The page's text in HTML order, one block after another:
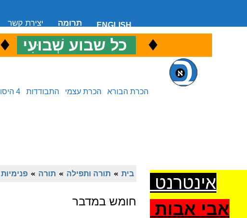
יצירת קשר תרומה ENGLISH
♦ כל שבוע שְׁבוּעִי ♦
הכרת הבורא הכרת עצמי התבודדות 4 היסודות
בית »תורה ותפילה »תורה »פנימיות
חומש במדבר
אינטרנט
אבי אבות